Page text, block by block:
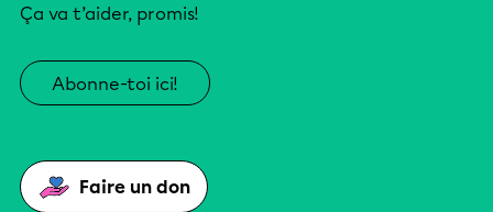
Ça va t’aider, promis!
Abonne-toi ici!
Faire un don